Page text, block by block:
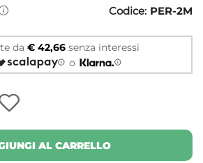
Codice: PER-2M
da € 42,66senza interessi
o
AL CARRELLO